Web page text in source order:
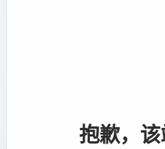
抱歉，